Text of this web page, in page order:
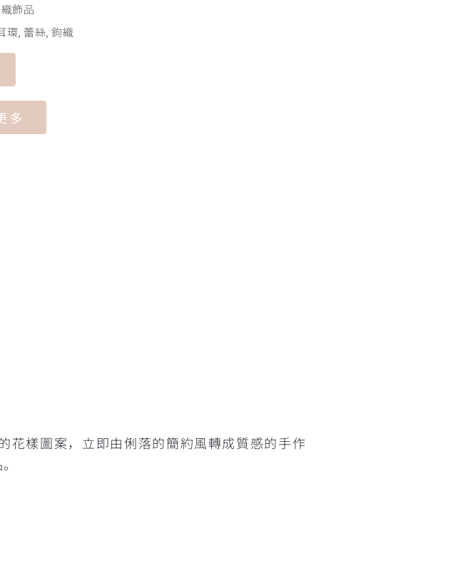
飾品
環, 蕾絲, 鉤織
多
花樣圖案，立即由俐落的簡約風轉成質感的手作